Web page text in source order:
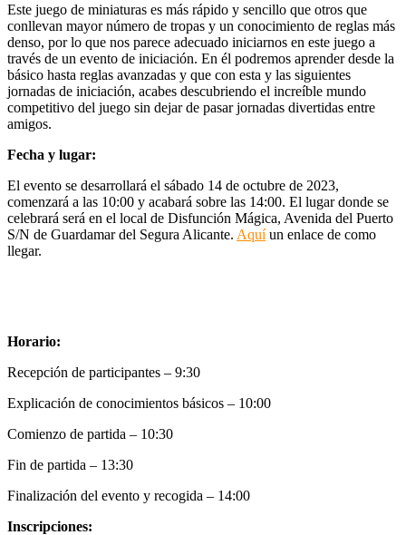
Este juego de miniaturas es más rápido y sencillo que otros que
conllevan mayor número de tropas y un conocimiento de reglas más
denso, por lo que nos parece adecuado iniciarnos en este juego a
través de un evento de iniciación. En él podremos aprender desde la
básico hasta reglas avanzadas y que con esta y las siguientes
jornadas de iniciación, acabes descubriendo el increíble mundo
competitivo del juego sin dejar de pasar jornadas divertidas entre
amigos.
Fecha y lugar:
El evento se desarrollará el sábado 14 de octubre de 2023,
comenzará a las 10:00 y acabará sobre las 14:00. El lugar donde se
celebrará será en el local de Disfunción Mágica, Avenida del Puerto
S/N de Guardamar del Segura Alicante. Aquíun enlace de como
llegar.
Horario:
Recepción de participantes – 9:30
Explicación de conocimientos básicos – 10:00
Comienzo de partida – 10:30
Fin de partida – 13:30
Finalización del evento y recogida – 14:00
Inscripciones: